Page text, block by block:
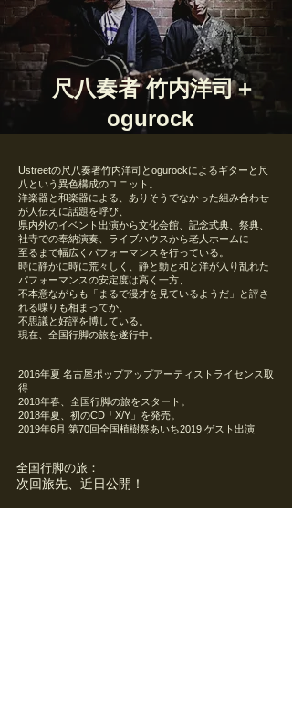
尺八奏者 竹内洋司＋
ogurock
Ustreetの尺八奏者竹内洋司とogurockによるギターと尺
八という異色構成のユニット。
洋楽器と和楽器による、 ありそうでなかった組み合わせ
が人伝えに話題を呼び、
県内外のイベント出演から文化会館、記念式典、祭典、
社寺での奉納演奏、ライブハウスから老人ホームに
至るまで幅広くパフォーマンスを行っている。
時に静かに時に荒々しく、静と動と和と洋が入り乱れた
パフォーマンスの安定度は高く一方、
不本意ながらも 「まるで漫才を見ているようだ」と評さ
れる喋りも相まってか、
不思議と好評を博している。
現在、全国行脚の旅を遂行中。
2016年夏 名古屋ポップアップアーティストライセンス取
得
2018年春、全国行脚の旅をスタート。
2018年夏、初のCD「X/Y」を発売。
2019年6月 第70回全国植樹祭あいち2019 ゲスト出演
​全国行脚の旅：
次回旅先、近日公開！